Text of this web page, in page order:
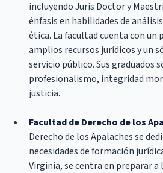
incluyendo Juris Doctor y
énfasis en habilidades de
ética. La facultad cuenta con
amplios recursos jurídicos y un
servicio público. Sus graduados
profesionalismo, integridad
justicia.
Facultad de Derecho de los
Derecho de los Apalaches se
necesidades de formación
Virginia, se centra en preparar